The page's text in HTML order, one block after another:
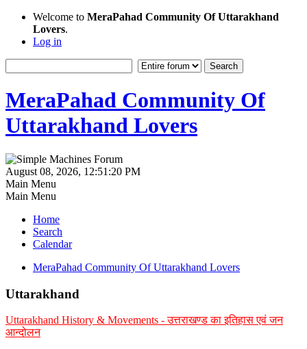
Welcome to MeraPahad Community Of Uttarakhand
Lovers.
Log in
MeraPahad Community Of
Uttarakhand Lovers
August 08, 2026, 12:51:20 PM
Main Menu
Main Menu
Home
Search
Calendar
MeraPahad Community Of Uttarakhand Lovers
Uttarakhand
Uttarakhand History & Movements - उत्तराखण्ड का इतिहास एवं जन
आन्दोलन